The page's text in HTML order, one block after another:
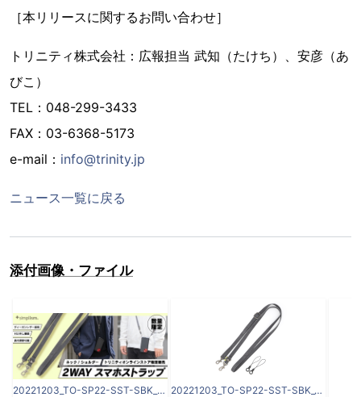
［本リリースに関するお問い合わせ］
トリニティ株式会社：広報担当 武知（たけち）、安彦（あ
びこ）
TEL：048-299-3433
FAX：03-6368-5173
e-mail： info@trinity.jp
ニュース一覧に戻る
添付画像・ファイル
20221203_TO-SP22-SST-SBK_banner.jpg 20221203_TO-SP22-SST-SBK_03.jpg